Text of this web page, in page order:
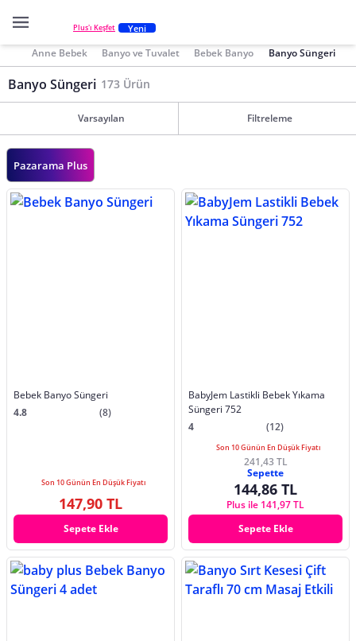
Plus'ı Keşfet Yeni
Anne Bebek Banyo ve Tuvalet Bebek Banyo Banyo Süngeri
Banyo Süngeri 173 Ürün
Varsayılan Filtreleme
Pazarama Plus
Bebek Banyo Süngeri
4.8
(8)
Son 10 Günün En Düşük Fiyatı
147,90 TL
Sepete Ekle
BabyJem Lastikli Bebek Yıkama
Süngeri 752
4
(12)
Son 10 Günün En Düşük Fiyatı
241,43 TL
Sepette
144,86 TL
Plus ile 141,97 TL
Sepete Ekle